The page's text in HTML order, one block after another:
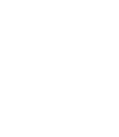
IN UN PAESAGGIO
NASSFELD-